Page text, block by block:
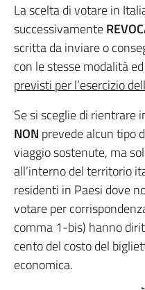
La scelta di votare in
successivamente
scritta da inviare o
con le stesse modalità ed
previsti per l’esercizio
Se si sceglie di rientrare
NON prevede alcun tipo
viaggio sostenute, ma
all’interno del territorio
residenti in Paesi dove
votare per
comma 1-bis) hanno
cento del costo del
economica.